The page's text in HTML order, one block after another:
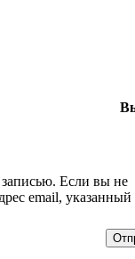
Если вы не
email,